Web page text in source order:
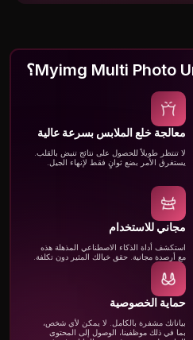
معالجة خلع الملابس بسرعة عالية
لا تنتظر طويلاً للحصول على نتائج تنبض بالقلب.
يستغرق الأمر بضع ثوانٍ فقط لإنهاء الجيل.
مجاني للاستخدام
استكشف أداة الذكاء الاصطناعي المذهلة هذه
مع أرصدة مجانية. حقق خيالك المثير دون تكلفة.
حماية الخصوصية
بياناتك مشفرة بالكامل. لا يمكن لأي شخص،
بما في ذلك موظفينا، الوصول إلى المحتوى